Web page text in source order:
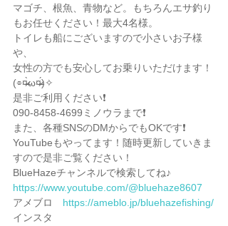
マゴチ、根魚、青物など。もちろんエサ釣り
もお任せください！最大4名様。
トイレも船にございますので小さいお子様
や、
女性の方でも安心してお乗りいただけます！
(⌯︎¤̴̶̷̀ω¤̴̶̷́)✧︎
是非ご利用ください❗️
090-8458-4699ミノウラまで❗️
また、各種SNSのDMからでもOKです❗️
YouTubeもやってます！随時更新していきま
すので是非ご覧ください！
BlueHazeチャンネルで検索してね♪
https://www.youtube.com/@bluehaze8607
アメブロ https://ameblo.jp/bluehazefishing/
インスタ